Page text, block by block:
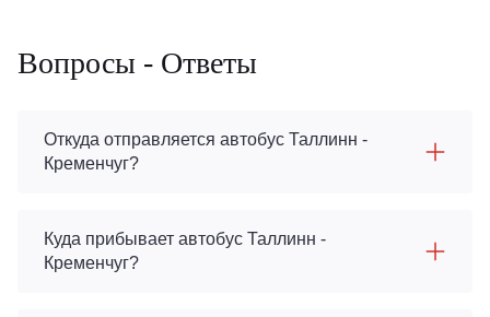
Вопросы - Ответы
Откуда отправляется автобус Таллинн -
Кременчуг?
Куда прибывает автобус Таллинн -
Кременчуг?